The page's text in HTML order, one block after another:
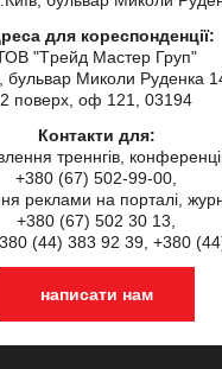
для кореспонденції:
"Tрейд Мастер Груп"
бульвар Миколи Руденка
2 поверх, оф 121, 03194
Контакти для:
треннгів,
+380 (67) 502-99-00,
реклами на порталі,
+380 (67) 502 30 13,
(44) 383 92 39, +380
написати нам